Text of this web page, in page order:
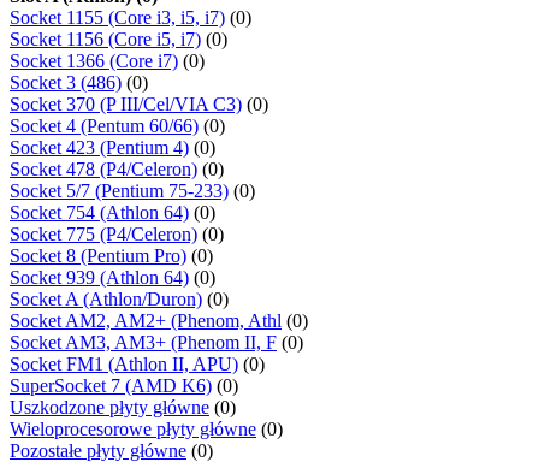
Socket 1155 (Core i3, i5, i7) (0)
Socket 1156 (Core i5, i7) (0)
Socket 1366 (Core i7) (0)
Socket 3 (486) (0)
Socket 370 (P III/Cel/VIA C3) (0)
Socket 4 (Pentum 60/66) (0)
Socket 423 (Pentium 4) (0)
Socket 478 (P4/Celeron) (0)
Socket 5/7 (Pentium 75-233) (0)
Socket 754 (Athlon 64) (0)
Socket 775 (P4/Celeron) (0)
Socket 8 (Pentium Pro) (0)
Socket 939 (Athlon 64) (0)
Socket A (Athlon/Duron) (0)
Socket AM2, AM2+ (Phenom, Athl (0)
Socket AM3, AM3+ (Phenom II, F (0)
Socket FM1 (Athlon II, APU) (0)
SuperSocket 7 (AMD K6) (0)
Uszkodzone płyty główne (0)
Wieloprocesorowe płyty główne (0)
Pozostałe płyty główne (0)